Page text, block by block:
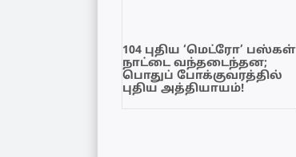
104 புதிய ‘மெட்ரோ’ பஸ்கள்
நாட்டை வந்தடைந்தன;
பொதுப் போக்குவரத்தில்
புதிய அத்தியாயம்!